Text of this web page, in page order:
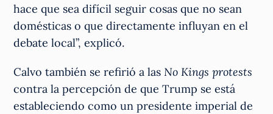
hace que sea difícil seguir cosas que no sean
domésticas o que directamente influyan en el
debate local”, explicó.
Calvo también se refirió a lasNo Kings protests
contra la percepción de que Trump se está
estableciendo como un presidente imperial de